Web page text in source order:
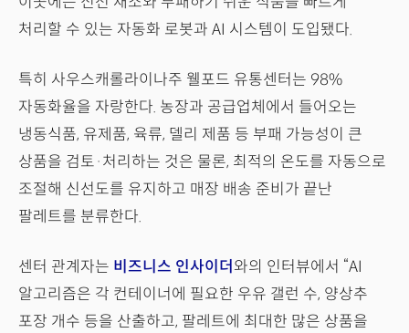
처리할 수 있는 자동화 로봇과 AI 시스템이 도입됐다.
특히 사우스캐롤라이나주 웰포드 유통센터는 98%
자동화율을 자랑한다. 농장과 공급업체에서 들어오는
냉동식품, 유제품, 육류, 델리 제품 등 부패 가능성이 큰
상품을 검토·처리하는 것은 물론, 최적의 온도를 자동으로
조절해 신선도를 유지하고 매장 배송 준비가 끝난
팔레트를 분류한다.
센터 관계자는 비즈니스 인사이더와의 인터뷰에서 “AI
알고리즘은 각 컨테이너에 필요한 우유 갤런 수, 양상추
포장 개수 등을 산출하고, 팔레트에 최대한 많은 상품을